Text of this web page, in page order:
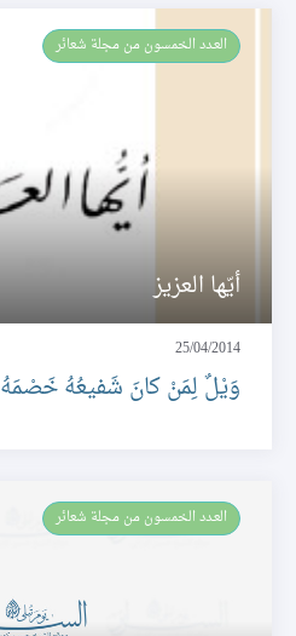
العـدد الخمسون من مجلة شعائر
أيّها العزيز
25/04/2014
وَيْلٌ لِمَنْ كانَ شَفيعُهُ خَصْمَهُ
العـدد الخمسون من مجلة شعائر